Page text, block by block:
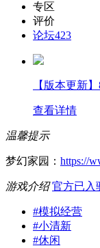
专区
评价
论坛423
【版本更新
查看详情
温馨提示
梦幻家园： https://
游戏介绍 官方已入
#模拟经营
#小清新
#休闲